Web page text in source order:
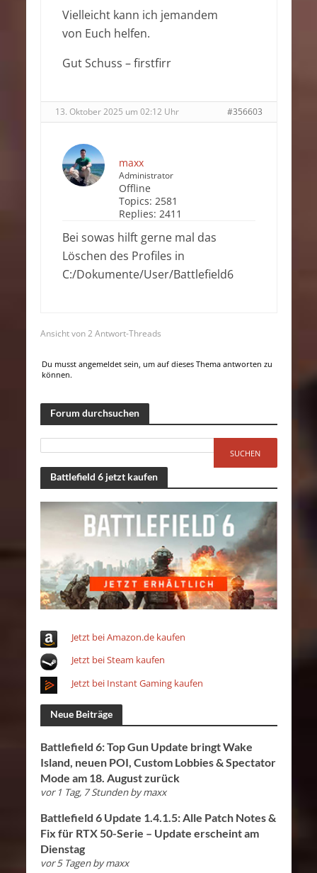
Vielleicht kann ich jemandem
von Euch helfen.
Gut Schuss – firstfirr
13. Oktober 2025 um 02:12 Uhr #356603
maxx
Administrator
Offline
Topics: 2581
Replies: 2411
Bei sowas hilft gerne mal das
Löschen des Profiles in
C:/Dokumente/User/Battlefield6
Ansicht von 2 Antwort-Threads
Du musst angemeldet sein, um auf dieses Thema antworten zu
können.
Forum durchsuchen
Battlefield 6 jetzt kaufen
Jetzt bei Amazon.de kaufen
Jetzt bei Steam kaufen
Jetzt bei Instant Gaming kaufen
Neue Beiträge
Battlefield 6: Top Gun Update bringt Wake
Island, neuen POI, Custom Lobbies & Spectator
Mode am 18. August zurück
vor 1 Tag, 7 Stunden bymaxx
Battlefield 6 Update 1.4.1.5: Alle Patch Notes &
Fix für RTX 50-Serie – Update erscheint am
Dienstag
vor 5 Tagen bymaxx